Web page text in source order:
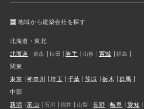
地域から建築会社を探す
北海道・東北
北海道
青森 秋田 岩手 山形 宮城 福島
関東
東京
神奈川 埼玉 千葉 茨城 栃木
群馬
中部
新潟
富山 石川 福井 山梨 長野 岐阜 愛知